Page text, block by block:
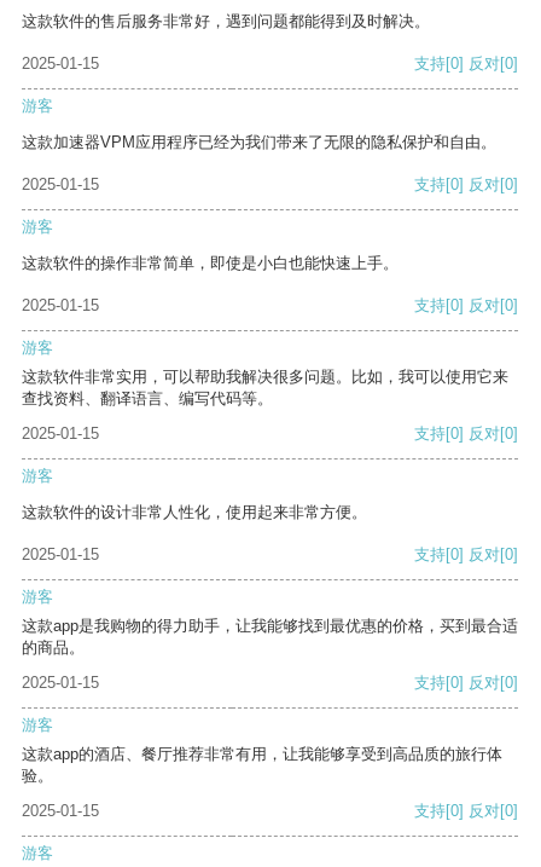
这款软件的售后服务非常好，遇到问题都能得到及时解决。
2025-01-15 支持[0] 反对[0]
游客
这款加速器VPM应用程序已经为我们带来了无限的隐私保护和自由。
2025-01-15 支持[0] 反对[0]
游客
这款软件的操作非常简单，即使是小白也能快速上手。
2025-01-15 支持[0] 反对[0]
游客
这款软件非常实用，可以帮助我解决很多问题。比如，我可以使用它来
查找资料、翻译语言、编写代码等。
2025-01-15
支持[0] 反对[0]
游客
这款软件的设计非常人性化，使用起来非常方便。
2025-01-15 支持[0] 反对[0]
游客
这款app是我购物的得力助手，让我能够找到最优惠的价格，买到最合适
的商品。
2025-01-15
支持[0] 反对[0]
游客
这款app的酒店、餐厅推荐非常有用，让我能够享受到高品质的旅行体
验。
2025-01-15
支持[0] 反对[0]
游客